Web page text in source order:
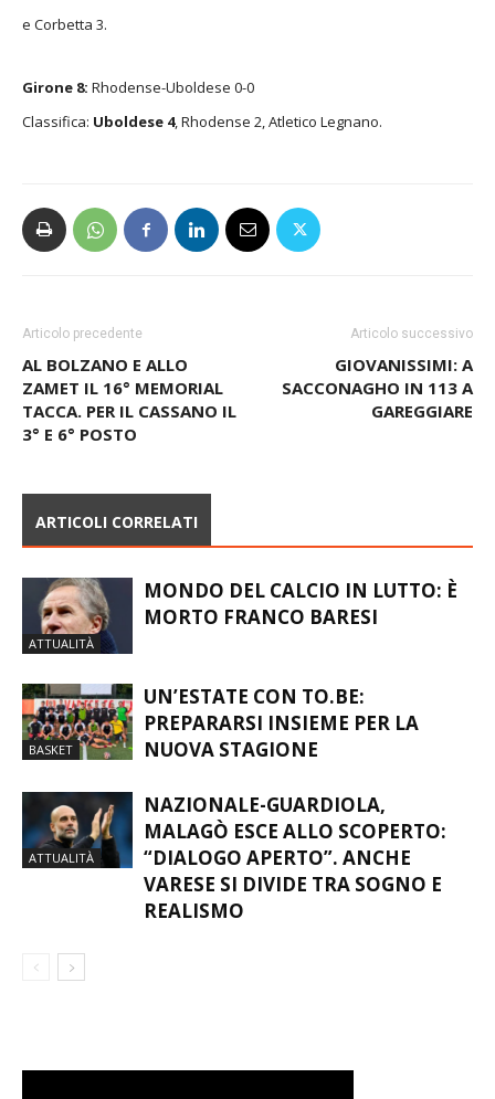
e Corbetta 3.
Girone 8: Rhodense-Uboldese 0-0
Classifica: Uboldese 4, Rhodense 2, Atletico Legnano.
Articolo precedente
AL BOLZANO E ALLO
ZAMET IL 16° MEMORIAL
TACCA. PER IL CASSANO IL
3° E 6° POSTO
Articolo successivo
GIOVANISSIMI: A
SACCONAGHO IN 113 A
GAREGGIARE
ARTICOLI CORRELATI
ATTUALITÀ
MONDO DEL CALCIO IN LUTTO: È
MORTO FRANCO BARESI
BASKET
UN’ESTATE CON TO.BE:
PREPARARSI INSIEME PER LA
NUOVA STAGIONE
ATTUALITÀ
NAZIONALE-GUARDIOLA,
MALAGÒ ESCE ALLO SCOPERTO:
“DIALOGO APERTO”. ANCHE
VARESE SI DIVIDE TRA SOGNO E
REALISMO